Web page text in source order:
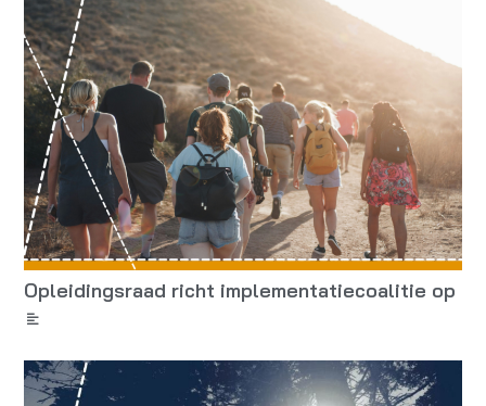
Opleidingsraad richt implementatiecoalitie op